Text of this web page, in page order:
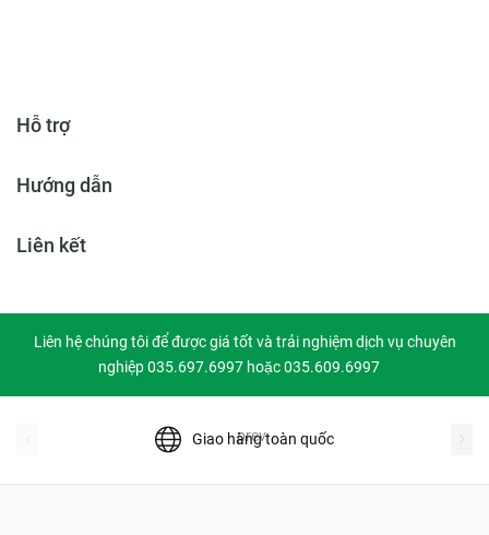
Hỗ trợ
Hướng dẫn
Liên kết
Liên hệ chúng tôi để được giá tốt và trải nghiệm dịch vụ chuyên
nghiệp 035.697.6997 hoặc 035.609.6997
Giao hàng toàn quốc
prev